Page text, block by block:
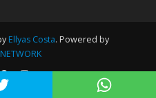
Ellyas Costa. Powered by